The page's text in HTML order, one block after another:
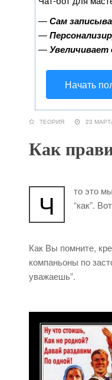
—Сам
—
—
Начать
ТЕОРИЯ 23
Как
Ч
то это
“как”.
Как Вы помните,
компаньоны по
уважаешь”.